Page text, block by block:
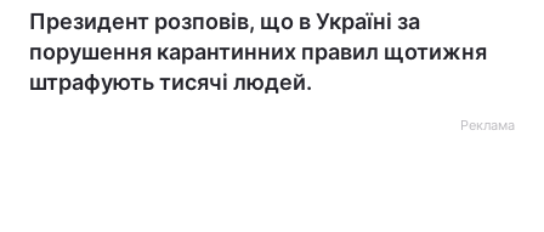
Президент розповів, що в Україні за
порушення карантинних правил щотижня
штрафують тисячі людей.
Реклама